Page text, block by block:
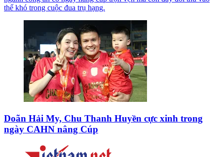
thế khó trong cuộc đua trụ hạng.
Doãn Hải My, Chu Thanh Huyền cực xinh trong
ngày CAHN nâng Cúp